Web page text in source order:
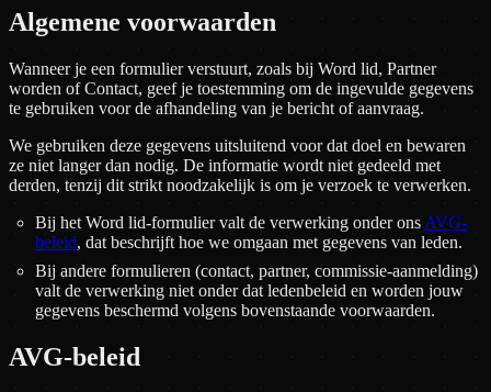
Algemene voorwaarden
Wanneer je een formulier verstuurt, zoals bij Word lid, Partner
worden of Contact, geef je toestemming om de ingevulde gegevens
te gebruiken voor de afhandeling van je bericht of aanvraag.
We gebruiken deze gegevens uitsluitend voor dat doel en bewaren
ze niet langer dan nodig. De informatie wordt niet gedeeld met
derden, tenzij dit strikt noodzakelijk is om je verzoek te verwerken.
Bij het Word lid-formulier valt de verwerking onder ons AVG-
beleid, dat beschrijft hoe we omgaan met gegevens van leden.
Bij andere formulieren (contact, partner, commissie-aanmelding)
valt de verwerking niet onder dat ledenbeleid en worden jouw
gegevens beschermd volgens bovenstaande voorwaarden.
AVG-beleid